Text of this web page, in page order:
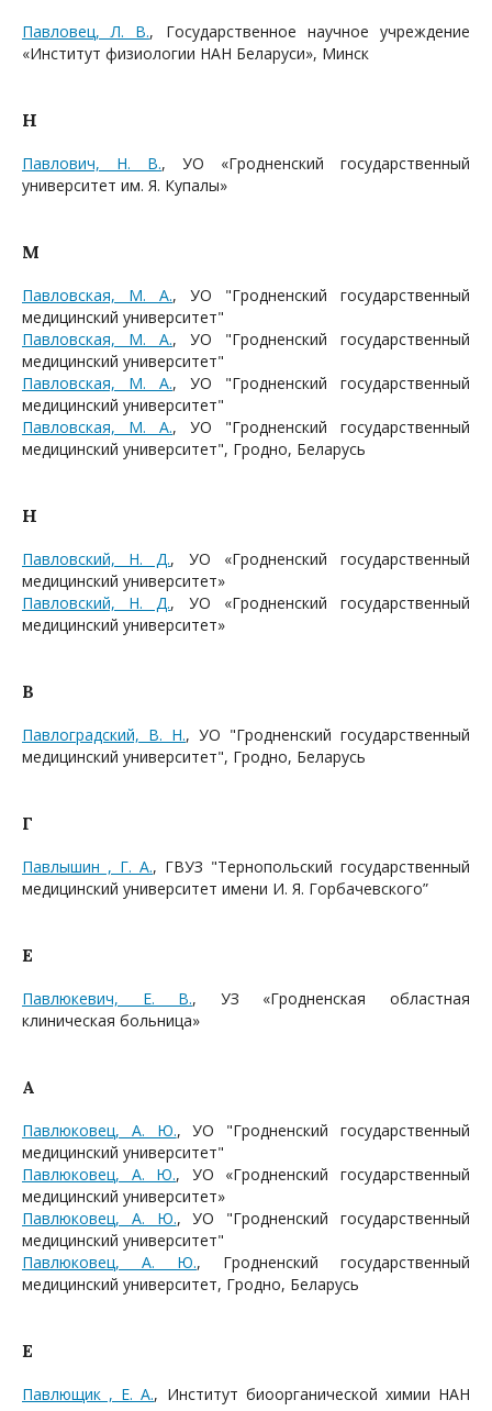
Павловец, Л. В., Государственное научное учреждение
«Институт физиологии НАН Беларуси», Минск
Н
Павлович, Н. В., УО «Гродненский государственный
университет им. Я. Купалы»
М
Павловская, М. А., УО "Гродненский государственный
медицинский университет"
Павловская, М. А., УО "Гродненский государственный
медицинский университет"
Павловская, М. А., УО "Гродненский государственный
медицинский университет"
Павловская, М. А., УО "Гродненский государственный
медицинский университет", Гродно, Беларусь
Н
Павловский, Н. Д., УО «Гродненский государственный
медицинский университет»
Павловский, Н. Д., УО «Гродненский государственный
медицинский университет»
В
Павлоградский, В. Н., УО "Гродненский государственный
медицинский университет", Гродно, Беларусь
Г
Павлышин , Г. А., ГВУЗ "Тернопольский государственный
медицинский университет имени И. Я. Горбачевского”
Е
Павлюкевич, Е. В., УЗ «Гродненская областная
клиническая больница»
А
Павлюковец, А. Ю., УО "Гродненский государственный
медицинский университет"
Павлюковец, А. Ю., УО «Гродненский государственный
медицинский университет»
Павлюковец, А. Ю., УО "Гродненский государственный
медицинский университет"
Павлюковец, А. Ю., Гродненский государственный
медицинский университет, Гродно, Беларусь
Е
Павлющик , Е. А., Институт биоорганической химии НАН